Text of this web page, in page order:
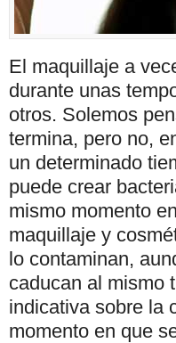
El maquillaje a
durante unas
otros. Solemos
termina, pero no,
un determinado
puede crear
mismo momento
maquillaje y
lo contaminan,
caducan al mismo
indicativa sobre la
momento en que